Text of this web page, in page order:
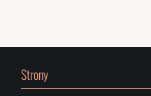
Strony